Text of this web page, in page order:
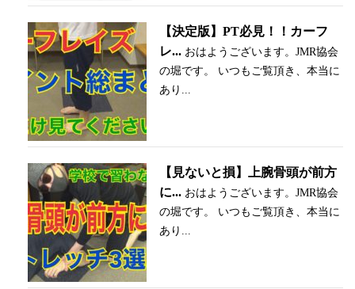
【決定版】PT必見！！カーフ
レ... おはようございます。JMR協会
の堀です。 いつもご覧頂き、本当に
あり...
【見ないと損】上腕骨頭が前方
に... おはようございます。JMR協会
の堀です。 いつもご覧頂き、本当に
あり...